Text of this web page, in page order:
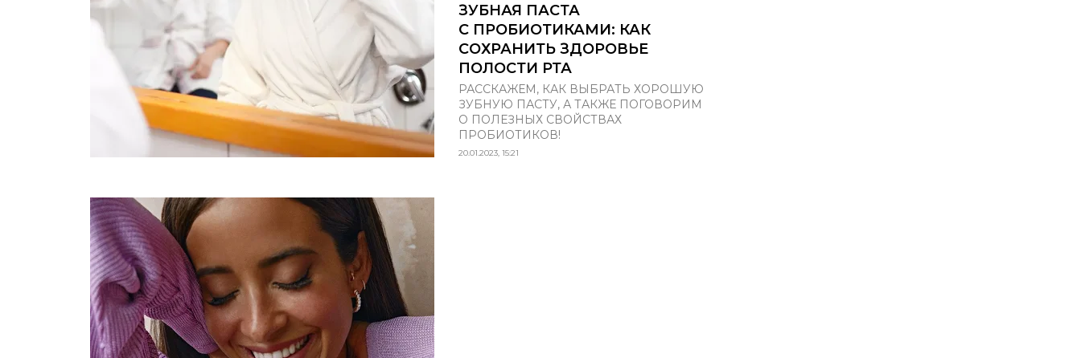
ЗУБНАЯ ПАСТА
С ПРОБИОТИКАМИ: КАК
СОХРАНИТЬ ЗДОРОВЬЕ
ПОЛОСТИ РТА
РАССКАЖЕМ, КАК ВЫБРАТЬ ХОРОШУЮ
ЗУБНУЮ ПАСТУ, А ТАКЖЕ ПОГОВОРИМ
О ПОЛЕЗНЫХ СВОЙСТВАХ
ПРОБИОТИКОВ!
20.01.2023, 15:21